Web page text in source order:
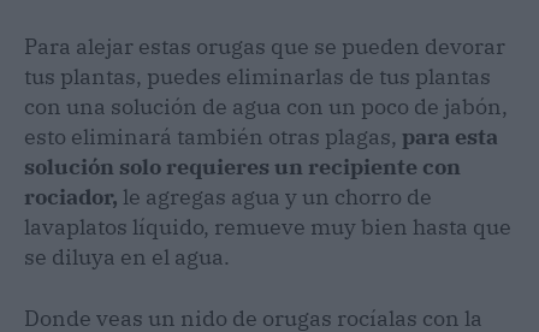
Para alejar estas orugas que se pueden devorar
tus plantas, puedes eliminarlas de tus plantas
con una solución de agua con un poco de jabón,
esto eliminará también otras plagas, para esta
solución solo requieres un recipiente con
rociador, le agregas agua y un chorro de
lavaplatos líquido, remueve muy bien hasta que
se diluya en el agua.
Donde veas un nido de orugas rocíalas con la